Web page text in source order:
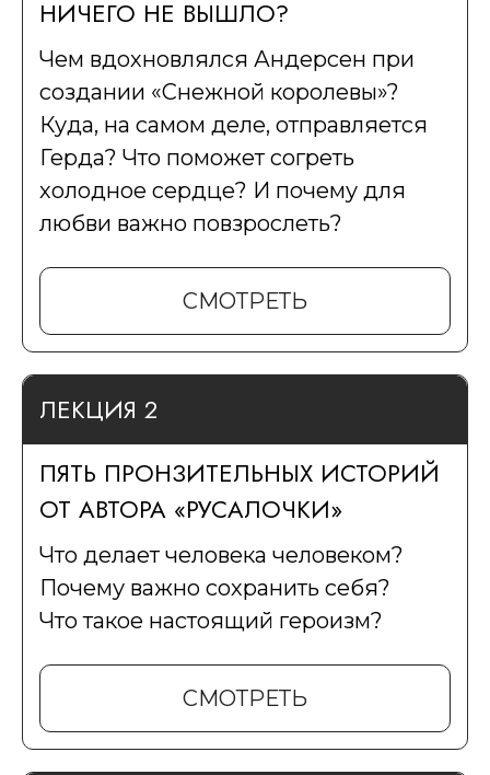
НИЧЕГО НЕ ВЫШЛО?
Чем вдохновлялся Андерсен при
создании «Снежной королевы»?
Куда, на самом деле, отправляется
Герда? Что поможет согреть
холодное сердце? И почему для
любви важно повзрослеть?
СМОТРЕТЬ
ЛЕКЦИЯ 2
ПЯТЬ ПРОНЗИТЕЛЬНЫХ ИСТОРИЙ
ОТ АВТОРА «РУСАЛОЧКИ»
Что делает человека человеком?
Почему важно сохранить себя?
Что такое настоящий героизм?
СМОТРЕТЬ